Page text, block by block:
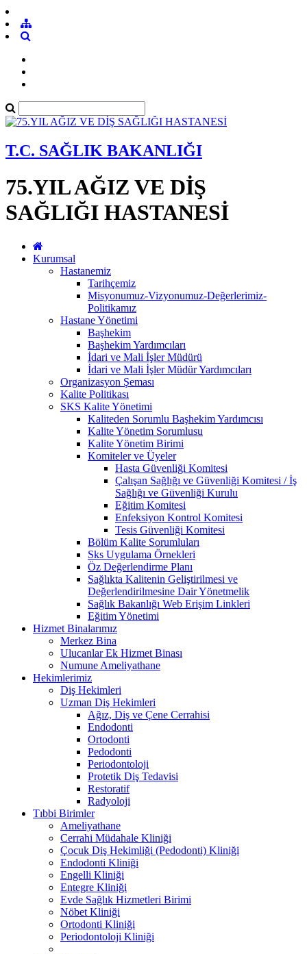
T.C. SAĞLIK BAKANLIĞI
75.YIL AĞIZ VE DİŞ
SAĞLIĞI HASTANESİ
Kurumsal
Hastanemiz
Tarihçemiz
Misyonumuz-Vizyonumuz-Değerlerimiz-
Politikamız
Hastane Yönetimi
Başhekim
Başhekim Yardımcıları
İdari ve Mali İşler Müdürü
İdari ve Mali İşler Müdür Yardımcıları
Organizasyon Şeması
Kalite Politikası
SKS Kalite Yönetimi
Kaliteden Sorumlu Başhekim Yardımcısı
Kalite Yönetim Sorumlusu
Kalite Yönetim Birimi
Komiteler ve Üyeler
Hasta Güvenliği Komitesi
Çalışan Sağlığı ve Güvenliği Komitesi / İş
Sağlığı ve Güvenliği Kurulu
Eğitim Komitesi
Enfeksiyon Kontrol Komitesi
Tesis Güvenliği Komitesi
Bölüm Kalite Sorumluları
Sks Uygulama Örnekleri
Öz Değerlendirme Planı
Sağlıkta Kalitenin Geliştirilmesi ve
Değerlendirilmesine Dair Yönetmelik
Sağlık Bakanlığı Web Erişim Linkleri
Eğitim Yönetimi
Hizmet Binalarımız
Merkez Bina
Ulucanlar Ek Hizmet Binası
Numune Ameliyathane
Hekimlerimiz
Diş Hekimleri
Uzman Diş Hekimleri
Ağız, Diş ve Çene Cerrahisi
Endodonti
Ortodonti
Pedodonti
Periodontoloji
Protetik Diş Tedavisi
Restoratif
Radyoloji
Tıbbi Birimler
Ameliyathane
Cerrahi Müdahale Kliniği
Çocuk Diş Hekimliği (Pedodonti) Kliniği
Endodonti Kliniği
Engelli Kliniği
Entegre Kliniği
Evde Sağlık Hizmetleri Birimi
Nöbet Kliniği
Ortodonti Kliniği
Periodontoloji Kliniği